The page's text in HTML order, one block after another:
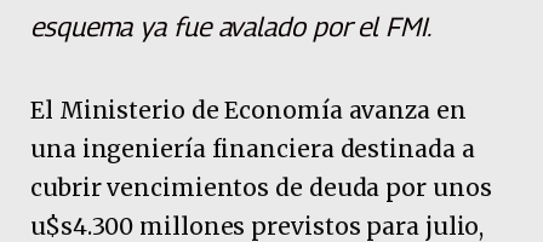
esquema ya fue avalado por el FMI.
El Ministerio de Economía avanza en
una ingeniería financiera destinada a
cubrir vencimientos de deuda por unos
u$s4.300 millones previstos para julio,